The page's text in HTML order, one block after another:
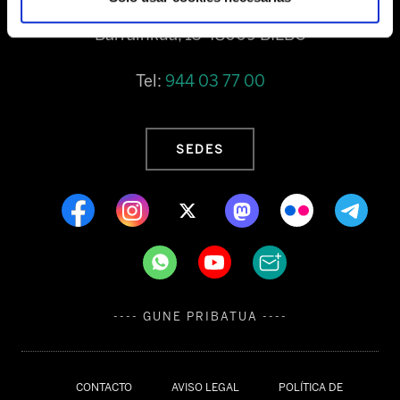
CONTACTO AVISO LEGAL POLÍTICA DE
Barrainkua, 13 48009 BILBO
Tel: 944 03 77 00
SEDES
---- GUNE PRIBATUA ----